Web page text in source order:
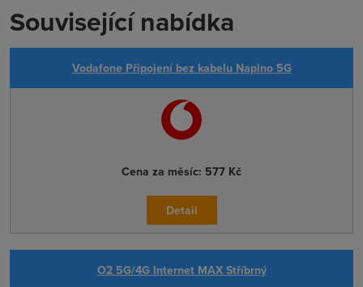
Související nabídka
Vodafone Připojení bez kabelu Naplno 5G
Cena za měsíc: 577 Kč
Detail
O2 5G/4G Internet MAX Stříbrný